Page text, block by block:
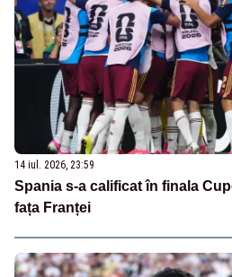
14 iul. 2026, 23:59
Spania s-a calificat în finala
fața Franței